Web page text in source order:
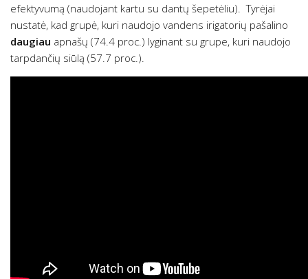
efektyvumą (naudojant kartu su dantų šepetėliu). Tyrėjai
nustatė, kad grupė, kuri naudojo vandens irigatorių pašalino
daugiau apnašų (74.4 proc.) lyginant su grupe, kuri naudojo
tarpdančių siūlą (57.7 proc.).